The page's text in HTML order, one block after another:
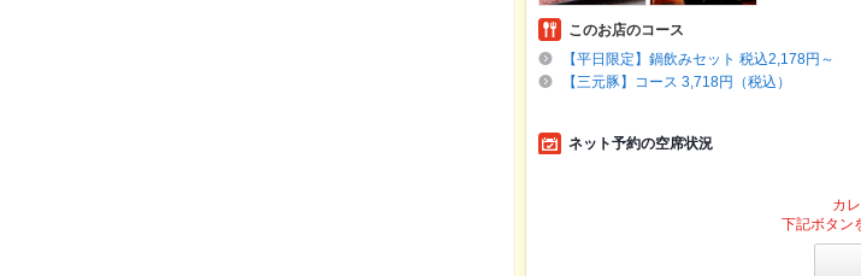
このお店のコース
【平日限定】鍋飲みセット 税込2,178円～
【三元豚】コース 3,718円（税込）
ネット予約の空席状況
カ
下記ボタン